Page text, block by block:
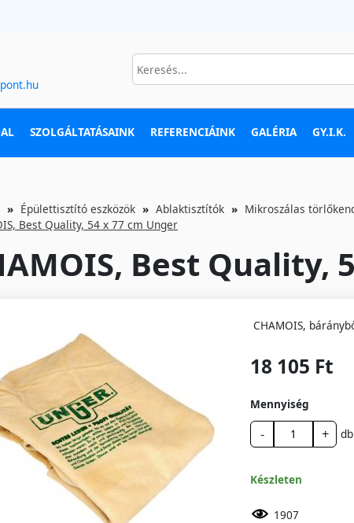
SZOLGÁLTATÁSAINK REFERENCIÁINK GALÉRIA GY.I.K.
Épülettisztító eszközök Ablaktisztítók
Mikroszálas
Best Quality, 54 x 77 cm Unger
Best Quality,
CHAMOIS,
18 105 Ft
Mennyiség
- + db
Készleten
1907